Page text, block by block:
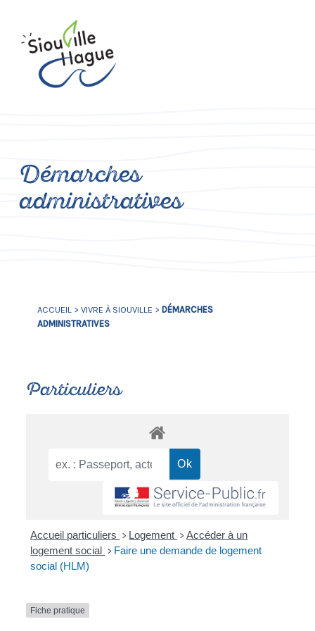
Démarches
administratives
ACCUEIL > VIVRE À SIOUVILLE > DÉMARCHES
ADMINISTRATIVES
Particuliers
Accueil particuliers > Logement > Accéder à un
logement social > Faire une demande de logement
social (HLM)
Fiche pratique